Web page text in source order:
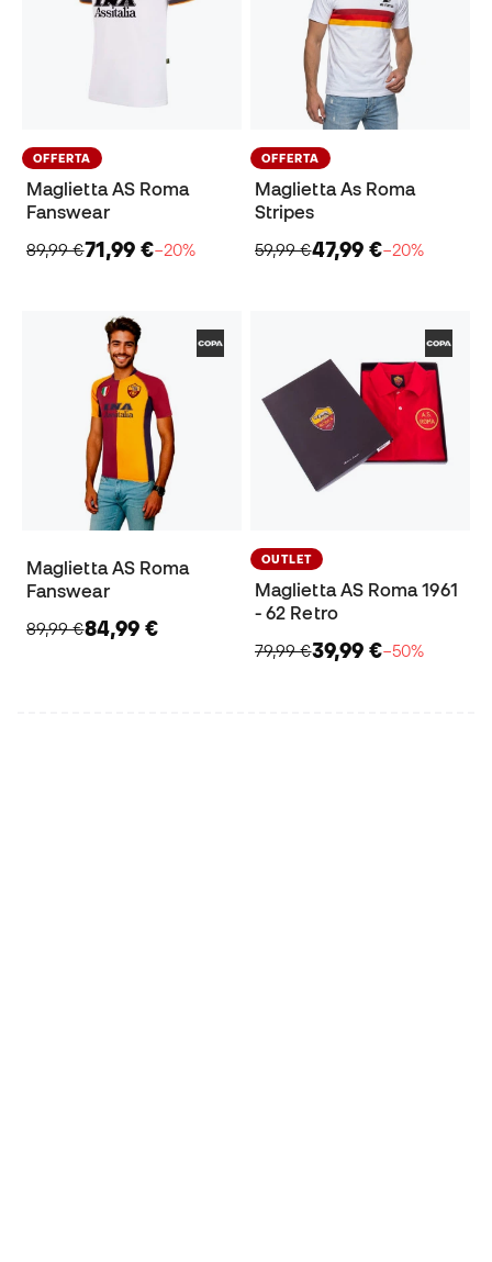
OFFERTA
Maglietta AS Roma
Fanswear
89,99 €71,99 €−20%
OFFERTA
Maglietta As Roma
Stripes
59,99 €47,99 €−20%
Maglietta AS Roma
Fanswear
89,99 €84,99 €
OUTLET
Maglietta AS Roma 1961
- 62 Retro
79,99 €39,99 €−50%